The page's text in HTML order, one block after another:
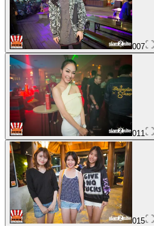
007
011
015